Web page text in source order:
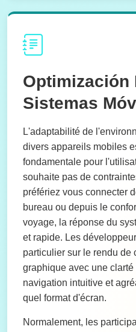
Optimización
Sistemas
L'adaptabilité de
divers appareils mobiles
fondamentale pour
souhaite pas de
préfériez vous connecter
bureau ou depuis le
voyage, la réponse du
et rapide. Les
particulier sur le rendu de
graphique avec une
navigation intuitive et
quel format d'écran.
Normalement, les